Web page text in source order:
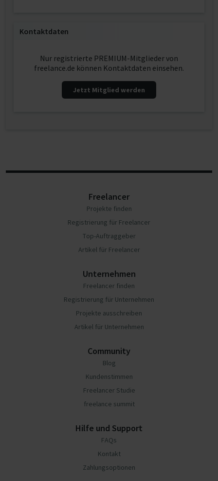
Kontaktdaten
Nur registrierte PREMIUM-Mitglieder von
freelance.de können Kontaktdaten einsehen.
Jetzt Mitglied werden
Freelancer
Projekte finden
Registrierung für Freelancer
Top-Auftraggeber
Artikel für Freelancer
Unternehmen
Freelancer finden
Registrierung für Unternehmen
Projekte ausschreiben
Artikel für Unternehmen
Community
Blog
Kundenstimmen
Freelancer Studie
freelance summit
Hilfe und Support
FAQs
Kontakt
Zahlungsoptionen